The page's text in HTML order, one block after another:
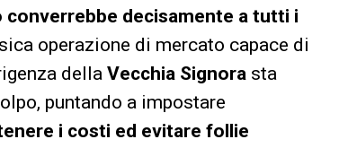
decisamente a tutti i
operazione di mercato capace di
della Vecchia Signora sta
puntando a impostare
i costi ed evitare follie